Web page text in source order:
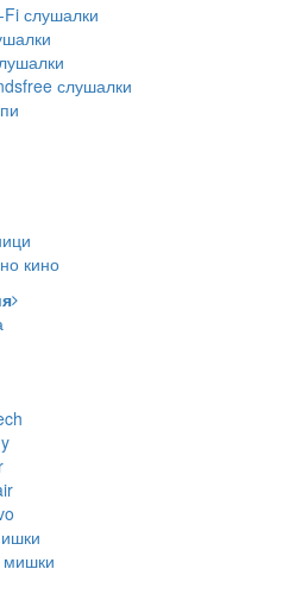
слушалки
слушалки
кино
мишки